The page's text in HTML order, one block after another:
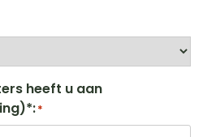
heeft u aan
*